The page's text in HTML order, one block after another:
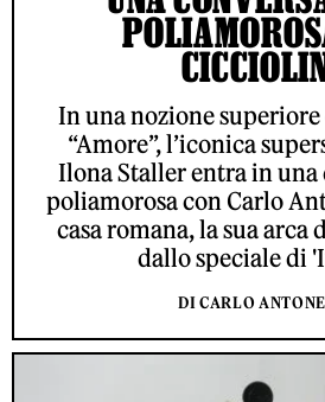
In una nozione
“Amore”, l’iconica
Ilona Staller entra in una
poliamorosa con Carlo
casa romana, la sua arca
dallo speciale di
DI CARLO